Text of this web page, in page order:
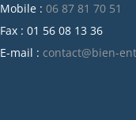
mars 2021
février 2021
Mobile : 06 87 81 70 51
Fax : 01 56 08 13 36
E-mail : contact@bien-